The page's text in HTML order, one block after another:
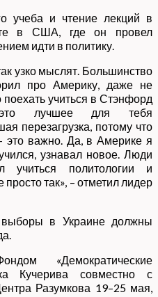
учеба и чтение лекций в
в США, где он провел
идти в политику.
узко мыслят. Большинство
про Америку, даже не
учиться в Стэнфорд
лучшее для тебя
перезагрузка, потому что
это важно. Да, в Америке я
узнавал новое. Люди
учиться политологии и
просто так», – отметил лидер
выборы в Украине должны
«Демократические
Кучерива совместно с
Разумкова 19–25 мая,